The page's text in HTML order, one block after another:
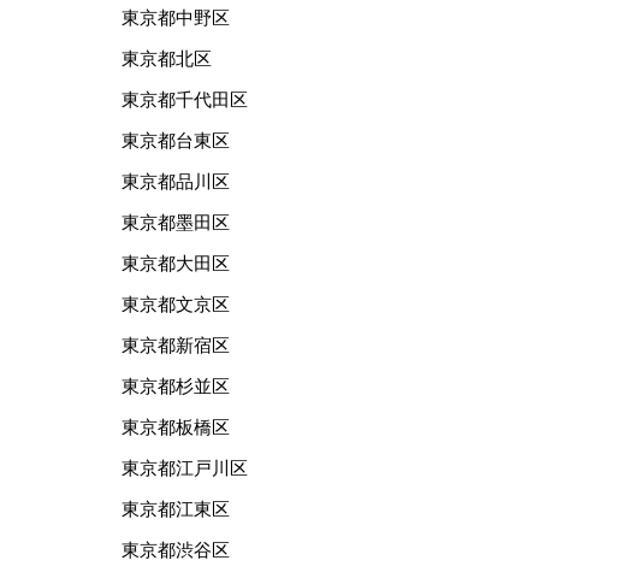
東京都中野区
東京都北区
東京都千代田区
東京都台東区
東京都品川区
東京都墨田区
東京都大田区
東京都文京区
東京都新宿区
東京都杉並区
東京都板橋区
東京都江戸川区
東京都江東区
東京都渋谷区